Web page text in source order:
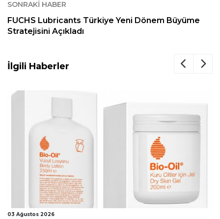
SONRAKI HABER
FUCHS Lubricants Türkiye Yeni Dönem Büyüme
Stratejisini Açıkladı
İlgili Haberler
03 Ağustos 2026